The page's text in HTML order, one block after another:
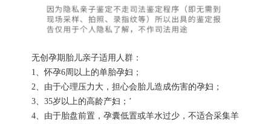
无创孕期胎儿亲子适用人群：
1、怀孕6周以上的单胎孕妇；
2、由于心理压力大，担心会胎儿造成伤害的孕妇；
3、35岁以上的高龄产妇；’
4、由于胎盘前置，孕囊低置或羊水过少，不适合采集羊